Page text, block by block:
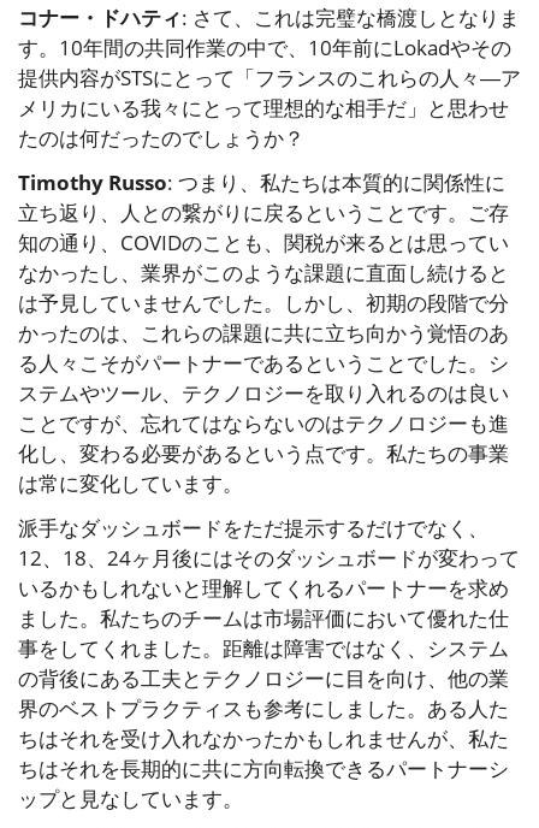
コナー・ドハティ: さて、これは完璧な橋渡しとなりま
す。10年間の共同作業の中で、10年前にLokadやその
提供内容がSTSにとって「フランスのこれらの人々―ア
メリカにいる我々にとって理想的な相手だ」と思わせ
たのは何だったのでしょうか？
Timothy Russo: つまり、私たちは本質的に関係性に
立ち返り、人との繋がりに戻るということです。ご存
知の通り、COVIDのことも、関税が来るとは思ってい
なかったし、業界がこのような課題に直面し続けると
は予見していませんでした。しかし、初期の段階で分
かったのは、これらの課題に共に立ち向かう覚悟のあ
る人々こそがパートナーであるということでした。シ
ステムやツール、テクノロジーを取り入れるのは良い
ことですが、忘れてはならないのはテクノロジーも進
化し、変わる必要があるという点です。私たちの事業
は常に変化しています。
派手なダッシュボードをただ提示するだけでなく、
12、18、24ヶ月後にはそのダッシュボードが変わって
いるかもしれないと理解してくれるパートナーを求め
ました。私たちのチームは市場評価において優れた仕
事をしてくれました。距離は障害ではなく、システム
の背後にある工夫とテクノロジーに目を向け、他の業
界のベストプラクティスも参考にしました。ある人た
ちはそれを受け入れなかったかもしれませんが、私た
ちはそれを長期的に共に方向転換できるパートナーシ
ップと見なしています。